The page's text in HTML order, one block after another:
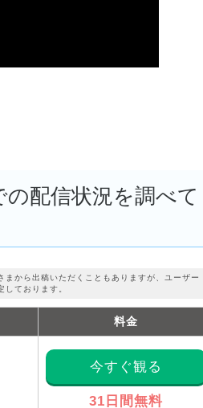
の配信状況を調べて
から出稿いただくこともありますが、ユーザー
しております。
料金
今すぐ観る
31日間無料